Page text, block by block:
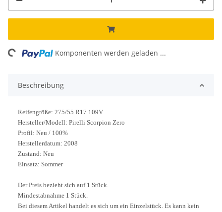
Komponenten werden geladen ...
Beschreibung
Reifengröße: 275/55 R17 109V
Hersteller/Modell: Pirelli Scorpion Zero
Profil: Neu / 100%
Herstellerdatum: 2008
Zustand: Neu
Einsatz: Sommer
Der Preis bezieht sich auf 1 Stück.
Mindestabnahme 1 Stück.
Bei diesem Artikel handelt es sich um ein Einzelstück. Es kann kein